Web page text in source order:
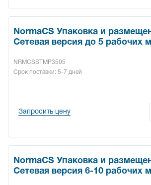
NormaCS Упаковка и
Сетевая версия до 5 рабочих
NRMCSSTMP3505
Срок поставки: 5-7 дней
Запросить цену
NormaCS Упаковка и
Сетевая версия 6-10 рабочих